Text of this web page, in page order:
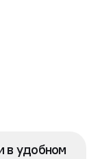
в удобном